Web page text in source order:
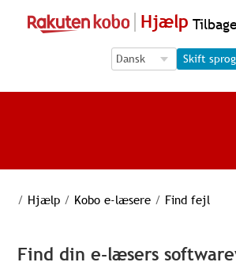
Hjælp
Language Selection
Language Selection
Skift sprog
/ Hjælp / Kobo e-læsere / Find fejl
Find din e-læsers